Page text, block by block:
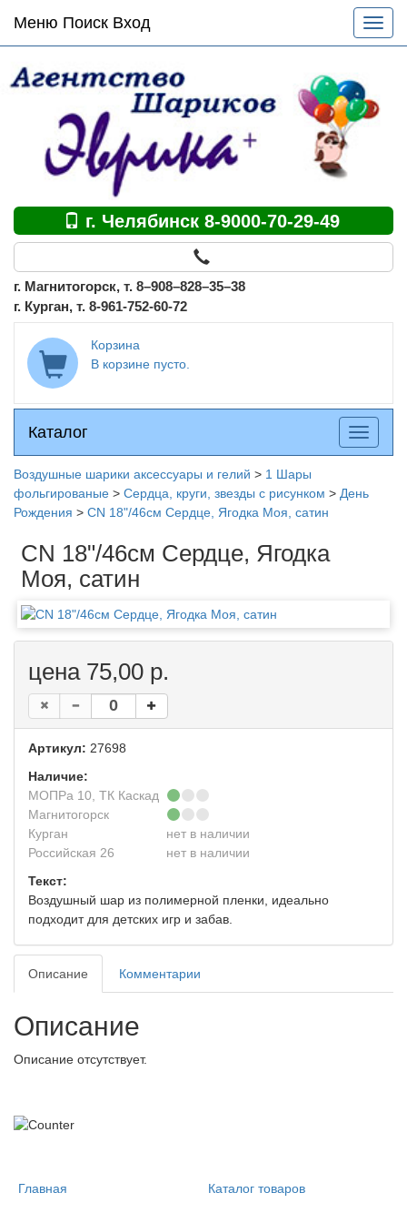
Основное
меню
по
Меню Поиск Вход
меню
г. Челябинск 8-9000-70-29-49
г. Магнитогорск, т. 8–908–828–35–38
г. Курган, т. 8-961-752-60-72
Корзина
В корзине пусто.
Каталог
Каталог
меню
Воздушные шарики аксессуары и гелий > 1 Шары
фольгированые > Сердца, круги, звезды с рисунком > День
Рождения > CN 18"/46см Сердце, Ягодка Моя, сатин
CN 18"/46см Сердце, Ягодка
Моя, сатин
цена 75,00 р.
Артикул: 27698
Наличие:
МОПРа 10, ТК Каскад
Магнитогорск
Курган
нет в наличии
Российская 26
нет в наличии
Текст:
Воздушный шар из полимерной пленки, идеально
подходит для детских игр и забав.
Описание Комментарии
Описание
Описание отсутствует.
Главная Каталог товаров